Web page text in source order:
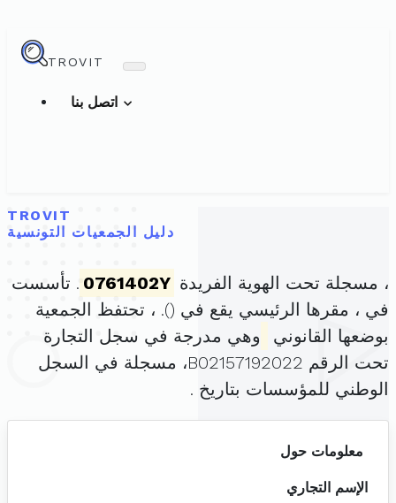
TROVIT
TROVIT
دليل الجمعيات التونسية
، مسجلة تحت الهوية الفريدة 0761402Y . تأسست
في ، مقرها الرئيسي يقع في (). ، تحتفظ الجمعية
بوضعها القانوني
وهي مدرجة في سجل التجارة
تحت الرقم B02157192022، مسجلة في السجل
الوطني للمؤسسات بتاريخ .
معلومات حول
الإسم التجاري